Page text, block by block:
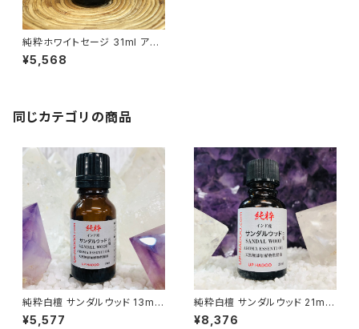
純粋ホワイトセージ 31ml アロ
マオイル
¥5,568
同じカテゴリの商品
純粋白檀 サンダルウッド 13ml
アロマオイル
¥5,577
純粋白檀 サンダルウッド 21ml
アロマオイル
¥8,376